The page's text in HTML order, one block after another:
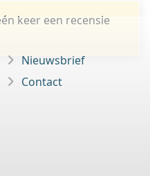
keer een recensie
Nieuwsbrief
Contact